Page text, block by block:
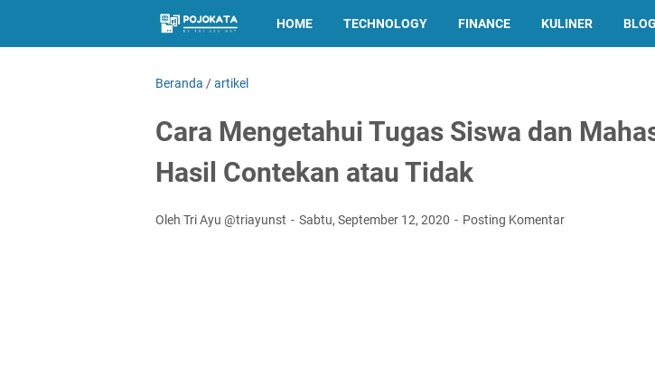
HOME TECHNOLOGY FINANCE KULINER BLOG
Beranda /artikel
Cara Mengetahui Tugas Siswa dan
Hasil Contekan atau Tidak
Oleh Tri Ayu @triayunst Sabtu, September 12, 2020 Posting Komentar